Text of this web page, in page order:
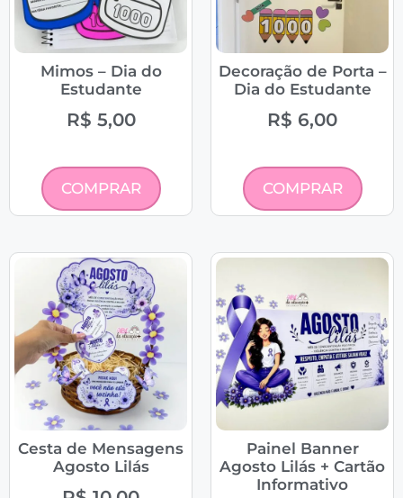
Mimos – Dia do
Estudante
R$ 5,00
COMPRAR
Decoração de Porta –
Dia do Estudante
R$ 6,00
COMPRAR
Cesta de Mensagens
Agosto Lilás
Painel Banner
Agosto Lilás + Cartão
Informativo